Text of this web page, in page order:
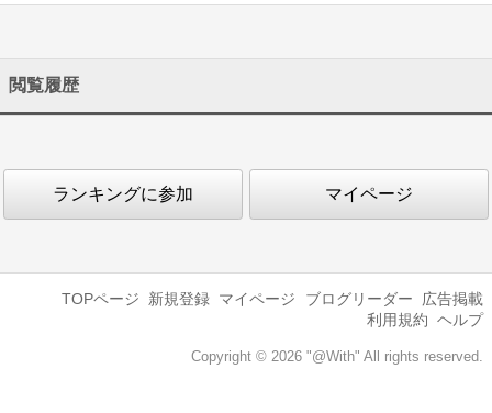
閲覧履歴
ランキングに参加 マイページ
TOPページ 新規登録 マイページ ブログリーダー
広告掲載
利用規約 ヘルプ
Copyright © 2026 "@With" All rights reserved.